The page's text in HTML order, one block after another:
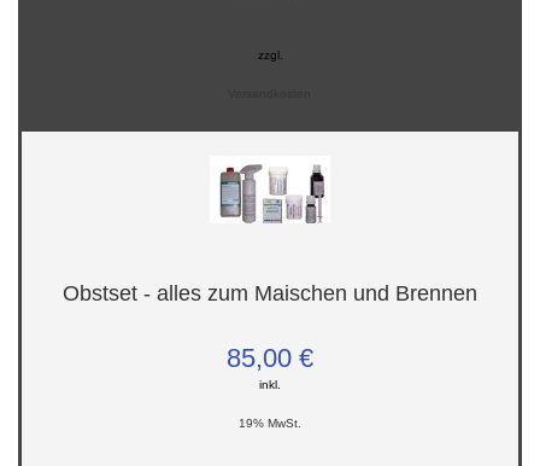
zzgl.
Obstset - alles zum Maischen und Brennen
85,00 €
inkl.
19% MwSt.